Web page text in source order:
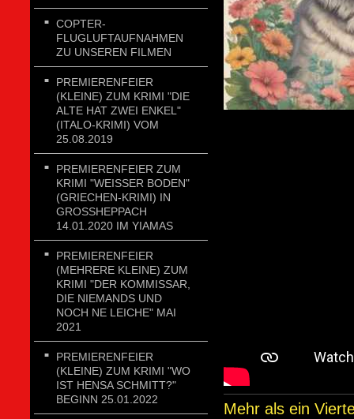
COPTER-
FLUGLUFTAUFNAHMEN
ZU UNSEREN FILMEN
PREMIERENFEIER
(KLEINE) ZUM KRIMI "DIE
ALTE HAT ZWEI ENKEL"
(ITALO-KRIMI) VOM
25.08.2019
PREMIERENFEIER ZUM
KRIMI "WEISSER BODEN"
(GRIECHEN-KRIMI) IN
GROSSHEPPACH 1
4.01.2020 IM YIAMAS
PREMIERENFEIER
(MEHRERE KLEINE) ZUM
KRIMI "DER KOMMISSAR,
DIE NIEMANDS UND
NOCH NE LEICHE" MAI
2021
PREMIERENFEIER
(KLEINE) ZUM KRIMI "WO
IST HENSA SCHMITT?"
BEGINN 25.01.2022
Mehr als ein